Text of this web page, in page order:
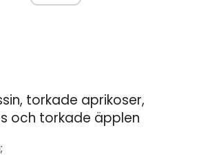
torkade aprikoser,
och torkade äpplen